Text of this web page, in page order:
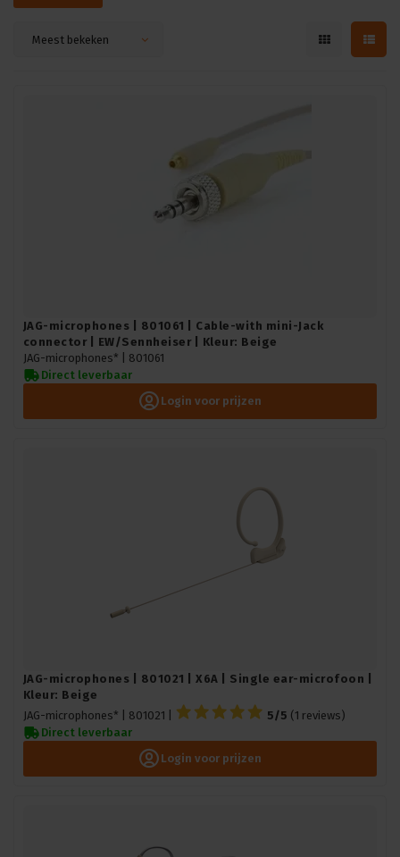
Meest bekeken
JAG-microphones | 801061 | Cable-with mini-Jack
connector | EW/Sennheiser | Kleur: Beige
JAG-microphones* | 801061
Direct leverbaar
Login voor prijzen
JAG-microphones | 801021 | X6A | Single ear-microfoon |
Kleur: Beige
JAG-microphones* | 801021 5/5 (1 reviews)
Direct leverbaar
Login voor prijzen